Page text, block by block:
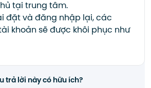
tại trung tâm.
đặt và đăng nhập lại, các
khoản sẽ được khôi phục như
trả lời này có hữu ích?